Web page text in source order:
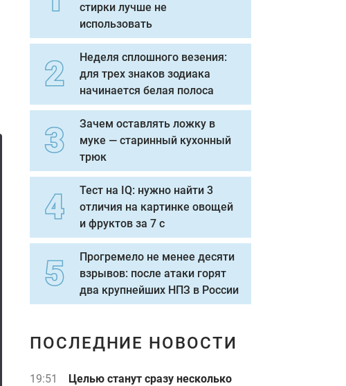
стирки лучше не
использовать
Неделя сплошного везения:
для трех знаков зодиака
начинается белая полоса
Зачем оставлять ложку в
муке — старинный кухонный
трюк
Тест на IQ: нужно найти 3
отличия на картинке овощей
и фруктов за 7 с
Прогремело не менее десяти
взрывов: после атаки горят
два крупнейших НПЗ в России
ПОСЛЕДНИЕ НОВОСТИ
19:51
Целью станут сразу несколько